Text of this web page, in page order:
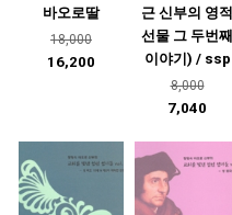
바오로딸
18,000
16,200
근 신부의 영적
선물 그 두번째
이야기) / ssp
8,000
7,040